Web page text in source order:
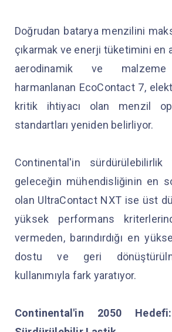
Doğrudan batarya menzilini
çıkarmak ve enerji tüketimini en
aerodinamik ve malzeme
harmanlanan EcoContact 7,
kritik ihtiyacı olan menzil
standartları yeniden belirliyor.
Continental'in
geleceğin mühendisliğinin en
olan UltraContact NXT ise üst
yüksek performans
vermeden, barındırdığı en
dostu ve geri
kullanımıyla fark yaratıyor.
Continental'in 2050